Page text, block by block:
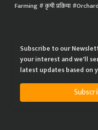
Farming कृषी प्रक्रिया
Subscribe to our
your interest and we'll
latest updates based on